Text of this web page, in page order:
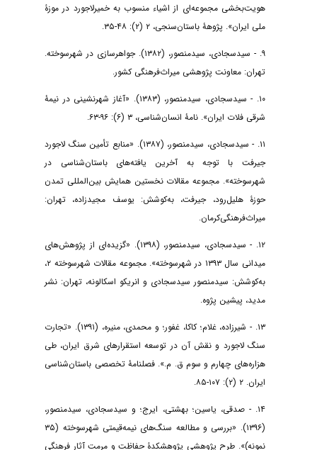
هویت‌بخشی مجموعه‌ای از اشیاء منسوب به خمیرلاجورد در موزۀ
ملی ایران». پژوهۀ باستان‌سنجی، ۲ (۲): ۴۸-۳۵.
۹. - سیدسجادی، سیدمنصور، (۱۳۸۲). جواهرسازی در شهرسوخته.
تهران: معاونت پژوهشی میراث‌فرهنگی کشور.
۱۰. - سیدسجادی، سیدمنصور، (۱۳۸۳). «آغاز شهرنشینی در نیمۀ
شرقی فلات ایران». نامۀ انسان‌شناسی، ۳ (۶): ۹۶-۶۳.
۱۱. - سیدسجادی، سیدمنصور، (۱۳۸۷). «منابع تأمین سنگ لاجورد
جیرفت با توجه به آخرین یافته‌های باستان‌شناسی در
شهرسوخته». مجموعه ‌مقالات نخستین همایش بین‌المللی تمدن
حوزۀ هلیل‌رود، جیرفت، به‌کوشش: یوسف‌ مجیدزاده، تهران:
میراث‌فرهنگی‌کرمان.
۱۲. - سیدسجادی، سیدمنصور، (۱۳۹۸). «گزیده‌ای از پژوهش‌های
به‌کوشش: سیدمنصور سیدسجادی و انریکو اسکالونه، تهران: نشر
مدید، پیشین پژوه.
۱۳. - شیرزاده، غلام؛ کاکا، غفور؛ و محمدی، منیره، (۱۳۹۱). «تجارت
سنگ لاجورد و نقش آن در توسعه استقرارهای شرق ایران، طی
هزاره‌های چهارم و سوم ق. م.». فصلنامۀ تخصصی باستان‌شناسی
ایران. ۲ (۲): ۱۰۷-۸۵.
۱۴. - صدقی، یاسین؛ بهشتی، ایرج؛ و سیدسجادی، سیدمنصور،
(۱۳۹۶). «بررسی و مطالعه سنگ‌های نیمه‌قیمتی شهرسوخته (۳۵
نمونه)». طرح پژوهشی پژوهشکدۀ حفاظت و مرمت آثار فرهنگی